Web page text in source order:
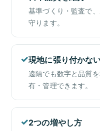
基準づくり・監査で
守ります。
✓現地に張り付かな
遠隔でも数字と品質
有・管理できます。
✓2つの増やし方